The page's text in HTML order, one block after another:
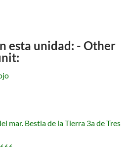
esta unidad: - Other
mar. Bestia de la Tierra 3a de Tres